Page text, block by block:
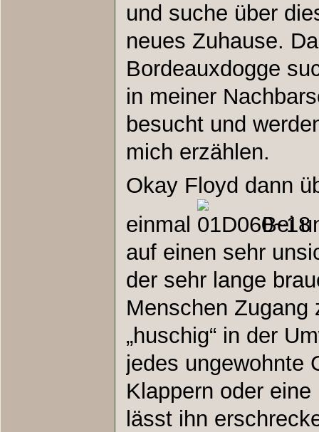
und suche über
neues Zuhause.
Bordeauxdogge
in meiner
besucht und
mich erzählen.
Okay Floyd dann
einmal
Bei
auf einen sehr
der sehr lange
Menschen
„huschig“ in der
jedes ungewohnte
Klappern oder
lässt ihn